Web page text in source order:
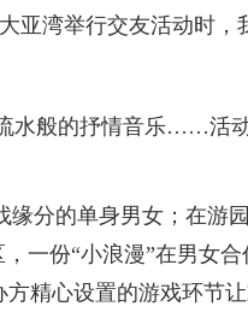
亚湾举行交友活动时
般的抒情音乐……活
的单身男女；在游
一份“小浪漫”在男女
精心设置的游戏环节